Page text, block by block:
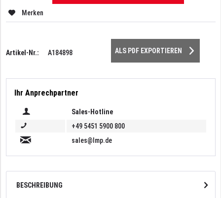
Merken
Artikel-Nr.: A184898 ALS PDF EXPORTIEREN
Ihr Anprechpartner
Sales-Hotline
+49 5451 5900 800
sales@lmp.de
BESCHREIBUNG